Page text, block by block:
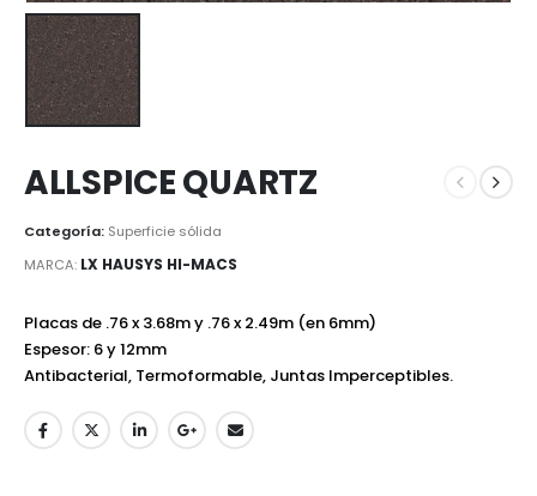
ALLSPICE QUARTZ
Categoría: Superficie sólida
MARCA: LX HAUSYS HI-MACS
Placas de .76 x 3.68m y .76 x 2.49m (en 6mm)
Espesor: 6 y 12mm
Antibacterial, Termoformable, Juntas Imperceptibles.